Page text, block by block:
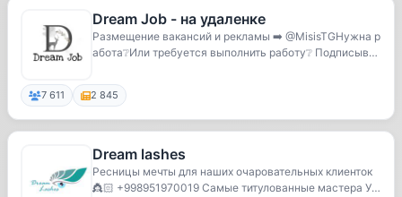
Dream Job - на удаленке
Размещение вакансий и рекламы ➡️ @MisisTGНужна р
абота❔Или требуется выполнить работу❔ Подписывай
7 611 2 845
Dream lashes
Ресницы мечты для наших очаровательных клиенток
👸🏻 +998951970019 Самые титулованные мастера Уз